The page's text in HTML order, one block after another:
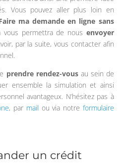
Vous pouvez aller plus loin en
ma demande en ligne sans
vous permettra de nous envoyer
par la suite, vous contacter afin
prendre rendez-vousau sein de
ensemble la simulation et ainsi
avantageux. N’hésitez pas à
, par mail ou via notre formulaire
un crédit